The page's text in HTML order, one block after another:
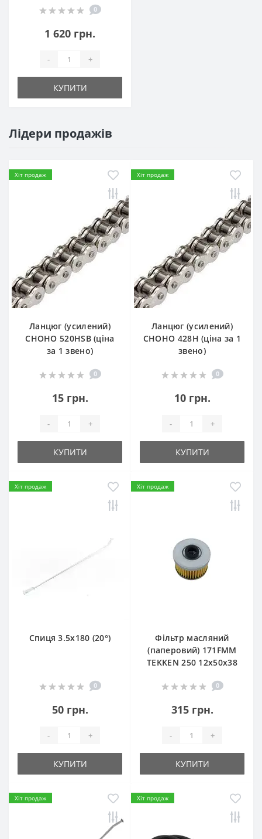
0
1 620 грн.
- +
КУПИТИ
Лідери продажів
Хіт продаж
Ланцюг (усилений)
СHOHO 520HSB (ціна
за 1 звено)
0
15 грн.
- +
КУПИТИ
Хіт продаж
Ланцюг (усилений)
СHOHO 428H (ціна за 1
звено)
0
10 грн.
- +
КУПИТИ
Хіт продаж
Спиця 3.5х180 (20°)
0
50 грн.
- +
КУПИТИ
Хіт продаж
Фільтр масляний
(паперовий) 171FMM
TEKKEN 250 12х50х38
0
315 грн.
- +
КУПИТИ
Хіт продаж Хіт продаж